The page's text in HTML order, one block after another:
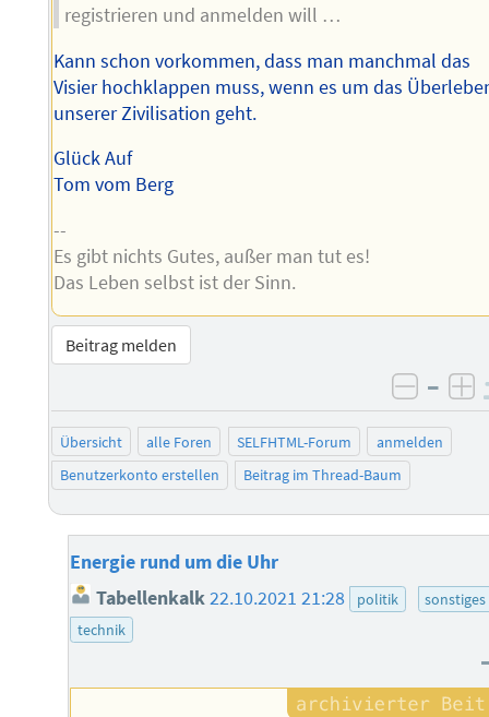
registrieren und anmelden will …
Kann schon vorkommen, dass man manchmal das
Visier hochklappen muss, wenn es um das
unserer Zivilisation geht.
Glück Auf
Tom vom Berg
--
Es gibt nichts Gutes, außer man tut es!
Das Leben selbst ist der Sinn.
Beitrag melden
–
Übersicht alle Foren SELFHTML-Forum
anmelden
Benutzerkonto erstellen
Beitrag im Thread-Baum
Energie rund um die Uhr
Tabellenkalk22.10.2021 21:28 politik
sonstiges
technik